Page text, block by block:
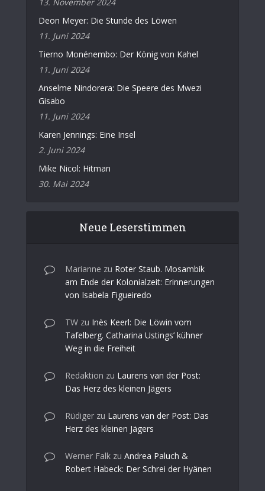
Deon Meyer: Die Stunde des Löwen
11. Juni 2024
Tierno Monénembo: Der König von Kahel
11. Juni 2024
Anselme Nindorera: Die Speere des Mwezi
Gisabo
11. Juni 2024
Karen Jennings: Eine Insel
2. Juni 2024
Mike Nicol: Hitman
30. Mai 2024
Neue Leserstimmen
Marianne zu Roter Staub. Mosambik
am Ende der Kolonialzeit: Erinnerungen
von Isabela Figueiredo
TW zu Inès Keerl: Die Löwin vom
Tafelberg. Catharina Ustings’ kühner
Weg in die Freiheit
Redaktion zu Laurens van der Post:
Das Herz des kleinen Jägers
Rüdiger zu Laurens van der Post: Das
Herz des kleinen Jägers
Werner Falk zu Andrea Paluch &
Robert Habeck: Der Schrei der Hyänen